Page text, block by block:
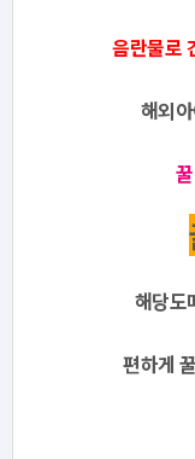
음란물로
해외
해당도
편하게